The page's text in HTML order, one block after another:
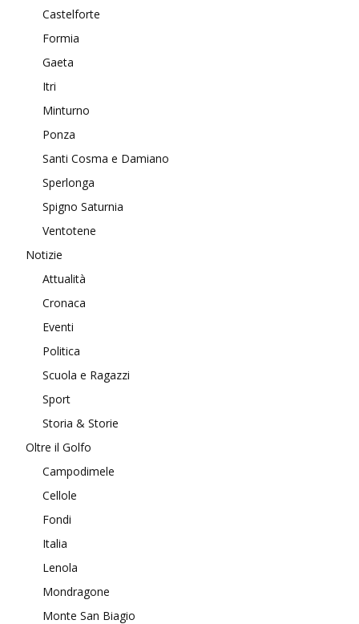
Castelforte
Formia
Gaeta
Itri
Minturno
Ponza
Santi Cosma e Damiano
Sperlonga
Spigno Saturnia
Ventotene
Notizie
Attualità
Cronaca
Eventi
Politica
Scuola e Ragazzi
Sport
Storia & Storie
Oltre il Golfo
Campodimele
Cellole
Fondi
Italia
Lenola
Mondragone
Monte San Biagio